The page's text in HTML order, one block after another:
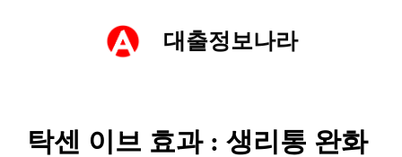
대출정보나라
탁센 이브 효과 : 생리통 완화